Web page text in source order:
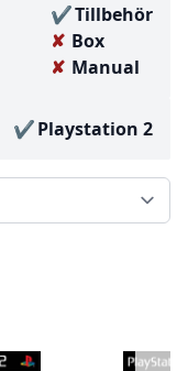
Tillbehör
Box
Manual
Playstation 2